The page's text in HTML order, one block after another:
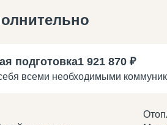
подготовка1 921 870 ₽
всеми необходимыми